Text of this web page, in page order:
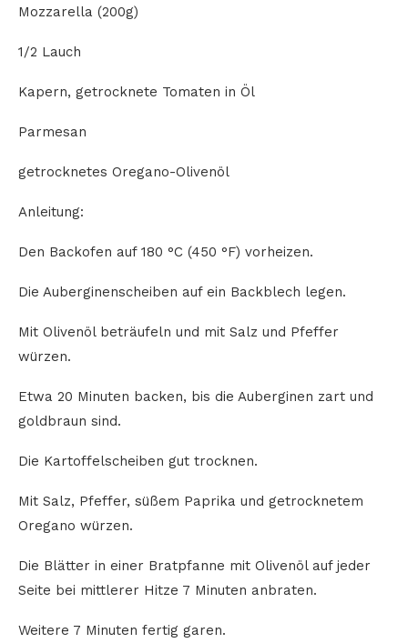
Mozzarella (200g)
1/2 Lauch
Kapern, getrocknete Tomaten in Öl
Parmesan
getrocknetes Oregano-Olivenöl
Anleitung:
Den Backofen auf 180 °C (450 °F) vorheizen.
Die Auberginenscheiben auf ein Backblech legen.
Mit Olivenöl beträufeln und mit Salz und Pfeffer
würzen.
Etwa 20 Minuten backen, bis die Auberginen zart und
goldbraun sind.
Die Kartoffelscheiben gut trocknen.
Mit Salz, Pfeffer, süßem Paprika und getrocknetem
Oregano würzen.
Die Blätter in einer Bratpfanne mit Olivenöl auf jeder
Seite bei mittlerer Hitze 7 Minuten anbraten.
Weitere 7 Minuten fertig garen.